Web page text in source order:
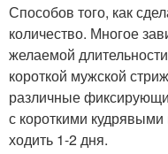
Способов того, как
количество. Многое
желаемой
короткой мужской
различные
с короткими
ходить 1-2 дня.